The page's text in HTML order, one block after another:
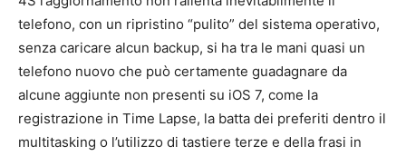
telefono, con un ripristino “pulito” del sistema operativo,
senza caricare alcun backup, si ha tra le mani quasi un
telefono nuovo che può certamente guadagnare da
alcune aggiunte non presenti su iOS 7, come la
registrazione in Time Lapse, la batta dei preferiti dentro il
multitasking o l’utilizzo di tastiere terze e della frasi in